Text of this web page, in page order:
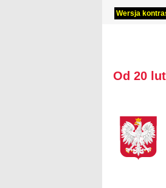
Wersja
Od 20